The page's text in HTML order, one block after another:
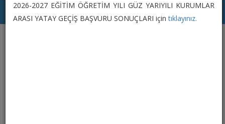
2026-2027 EĞİTİM ÖĞRETİM YILI GÜZ YARIYILI KURUMLAR
ARASI YATAY GEÇİŞ BAŞVURU SONUÇLARI içintıklayınız.